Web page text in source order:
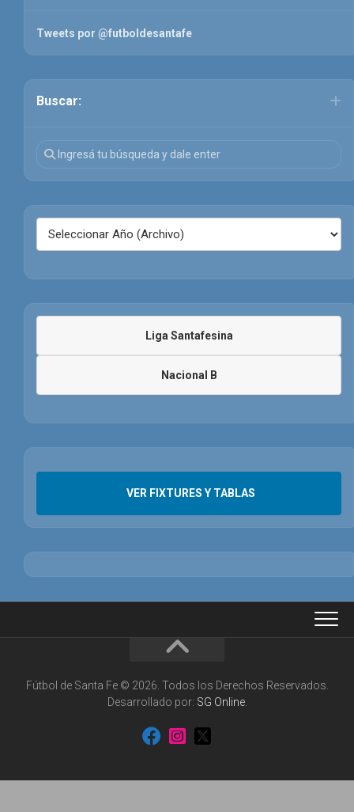
Tweets por @futboldesantafe
Buscar:
Liga Santafesina
Nacional B
VER FIXTURES Y TABLAS
Fútbol de Santa Fe © 2026. Todos los Derechos Reservados.
Desarrollado por: SG Online.